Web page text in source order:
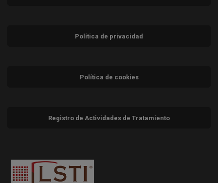
Política de privacidad
Política de cookies
Registro de Actividades de Tratamiento